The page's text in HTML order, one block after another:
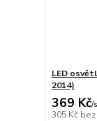
LED
2014)
369 Kč/
305 Kč bez